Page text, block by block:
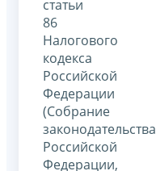
статьи
86
Налогового
кодекса
Российской
Федерации
(Собрание
законодательства
Российской
Федерации,